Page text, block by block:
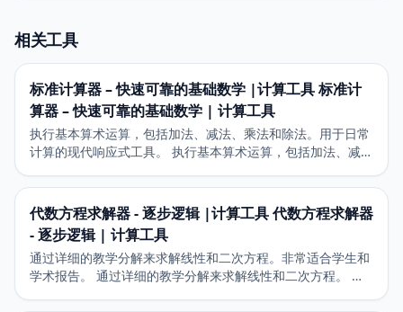
相关工具
标准计算器 – 快速可靠的基础数学 |计算工具 标准计
算器 – 快速可靠的基础数学 | 计算工具
执行基本算术运算，包括加法、减法、乘法和除法。用于日常
计算的现代响应式工具。 执行基本算术运算，包括加法、减
代数方程求解器 - 逐步逻辑 |计算工具 代数方程求解器
- 逐步逻辑 | 计算工具
通过详细的教学分解来求解线性和二次方程。非常适合学生和
学术报告。 通过详细的教学分解来求解线性和二次方程。 非